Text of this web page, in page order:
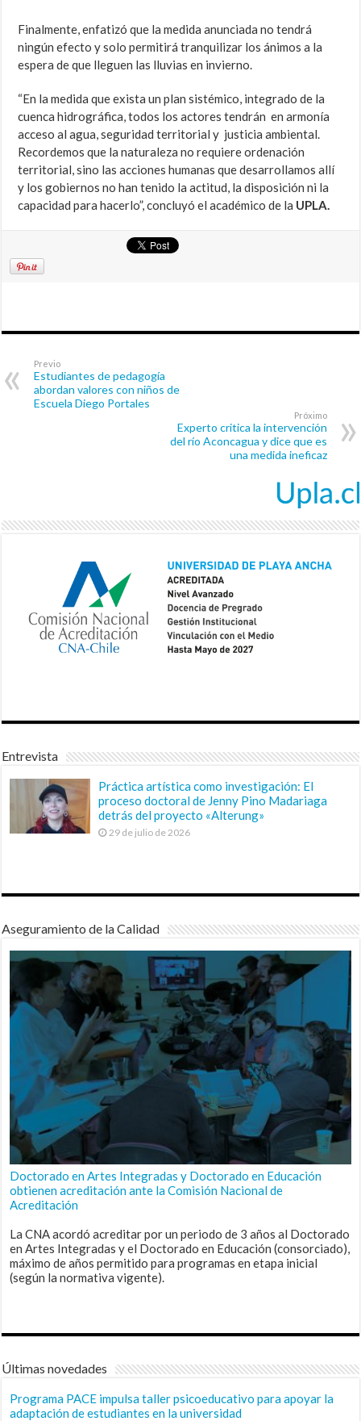
Finalmente, enfatizó que la medida anunciada no tendrá
ningún efecto y solo permitirá tranquilizar los ánimos a la
espera de que lleguen las lluvias en invierno.
“En la medida que exista un plan sistémico, integrado de la
cuenca hidrográfica, todos los actores tendrán en armonía
acceso al agua, seguridad territorial y justicia ambiental.
Recordemos que la naturaleza no requiere ordenación
territorial, sino las acciones humanas que desarrollamos allí
y los gobiernos no han tenido la actitud, la disposición ni la
capacidad para hacerlo”, concluyó el académico de la UPLA.
Previo
Estudiantes de pedagogía
abordan valores con niños de
Escuela Diego Portales
Próximo
Experto critica la intervención
del río Aconcagua y dice que es
una medida ineficaz
Entrevista
Práctica artística como investigación: El
proceso doctoral de Jenny Pino Madariaga
detrás del proyecto «Alterung»
29 de julio de 2026
Aseguramiento de la Calidad
Doctorado en Artes Integradas y Doctorado en Educación
obtienen acreditación ante la Comisión Nacional de
Acreditación
La CNA acordó acreditar por un periodo de 3 años al Doctorado
en Artes Integradas y el Doctorado en Educación (consorciado),
máximo de años permitido para programas en etapa inicial
(según la normativa vigente).
Últimas novedades
Programa PACE impulsa taller psicoeducativo para apoyar la
adaptación de estudiantes en la universidad